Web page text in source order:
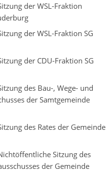
der WSL-Fraktion
der WSL-Fraktion SG
der CDU-Fraktion SG
des Bau-, Wege- und
der Samtgemeinde
des Rates der Gemeinde
Sitzung des
der Gemeinde